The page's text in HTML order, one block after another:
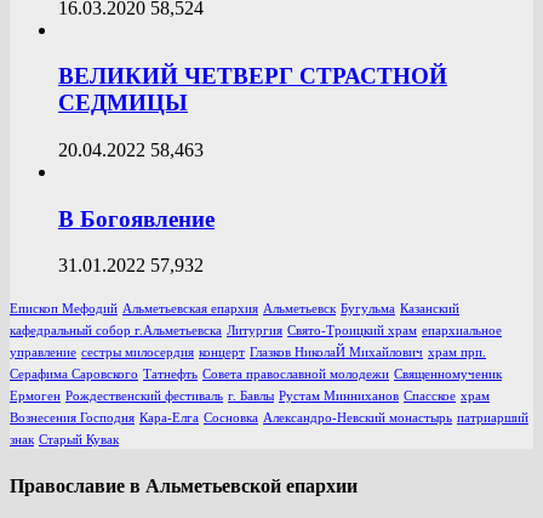
16.03.2020 58,524
ВЕЛИКИЙ ЧЕТВЕРГ СТРАСТНОЙ
СЕДМИЦЫ
20.04.2022 58,463
В Богоявление
31.01.2022 57,932
Епископ Мефодий Альметьевская епархия Альметьевск Бугульма Казанский
кафедральный собор г.Альметьевска Литургия Свято-Троицкий храм епархиальное
управление сестры милосердия концерт Глазков НиколаЙ Михайлович храм прп.
Серафима Саровского Татнефть Совета православной молодежи Священномученик
Ермоген Рождественский фестиваль г. Бавлы Рустам Минниханов Спасское храм
Вознесения Господня Кара-Елга Сосновка Александро-Невский монастырь патриарший
знак Старый Кувак
Православие в Альметьевской епархии